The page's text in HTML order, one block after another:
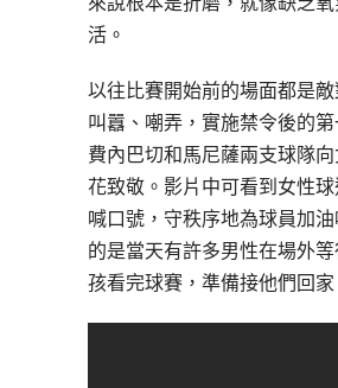
活。
以往比賽開始前的場面都是
叫囂、嘲弄，實施禁令後的第
費內巴切和馬尼薩兩支球隊
花致敬。影片中可看到女性
喊口號，守秩序地為球員加
的是當天有許多男性在場外
孩看完球賽，準備接他們回家